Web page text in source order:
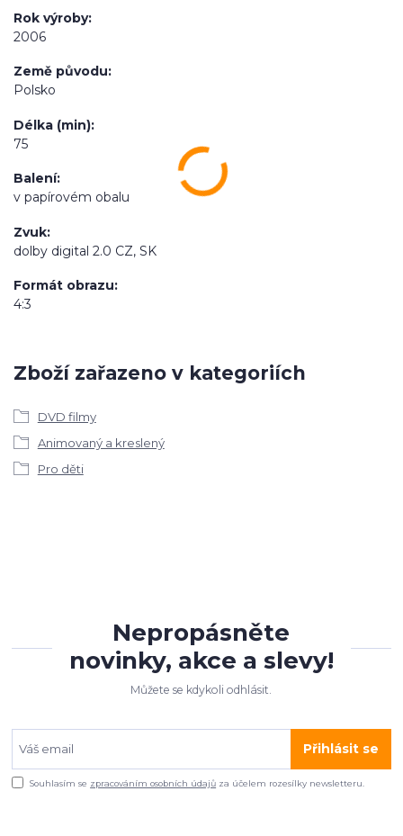
Rok výroby
2006
Země původu
Polsko
Délka (min)
75
Balení
v papírovém obalu
Zvuk
dolby digital 2.0 CZ, SK
Formát obrazu
4:3
Zboží zařazeno v kategoriích
DVD filmy
Animovaný a kreslený
Pro děti
Nepropásněte
novinky, akce a slevy!
Můžete se kdykoli odhlásit.
Přihlásit se
Souhlasím se zpracováním osobních údajů za účelem rozesílky newsletteru.